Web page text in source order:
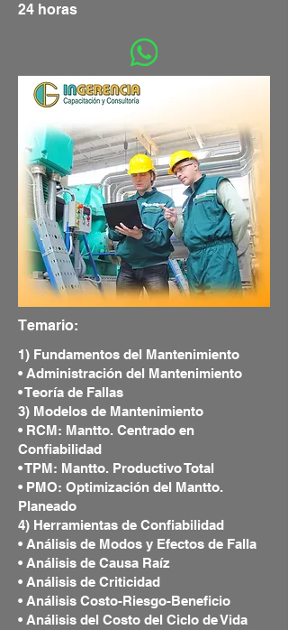
24 horas
Temario:
1) Fundamentos del Mantenimiento
• Administración del Mantenimiento
• Teoría de Fallas
3) Modelos de Mantenimiento
• RCM: Mantto. Centrado en
Confiabilidad
• TPM: Mantto. Productivo Total
• PMO: Optimización del Mantto.
Planeado
4) Herramientas de Confiabilidad
• Análisis de Modos y Efectos de Falla
• Análisis de Causa Raíz
• Análisis de Criticidad
• Análisis Costo-Riesgo-Beneficio
• Análisis del Costo del Ciclo de Vida